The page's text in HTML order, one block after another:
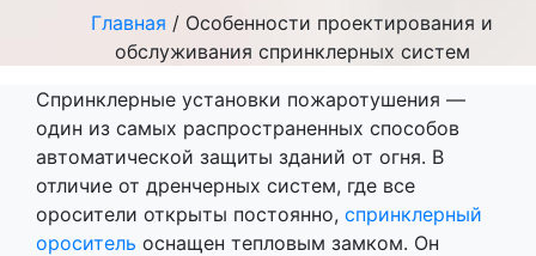
Главная / Особенности проектирования и
обслуживания спринклерных систем
Спринклерные установки пожаротушения —
один из самых распространенных способов
автоматической защиты зданий от огня. В
отличие от дренчерных систем, где все
оросители открыты постоянно, спринклерный
ороситель оснащен тепловым замком. Он